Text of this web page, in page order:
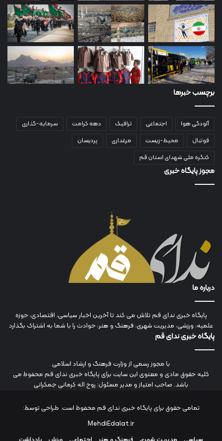
برچسب خبرها
آلودگی هوا اجتماعی ترافیک دهه کرامت
سرمایه-گذاری
فوتبال
محیط-زیست مرغداری
پردیسان
کنگره ملی شهدای استان قم
مجوز پایگاه خبری
درباره ما
پایگاه خبری ندای قم تلاش می کند تا آخرین اخبار سیاسی، اقتصادی، حوزه
علمیه، ورزشی، مدیریت شهری، فرهنگ و هنر، حوادث را با شما به اشتراک بگذارد
پایگاه خبری ندای قم
با مجوز رسمی از وزارت فرهنگ و ارشاد اسلامی
کلیه حقوق مادی و معنوی این سایت برای پایگاه خبری ندای قم محفوظ می
باشد. صاحب امتیاز و مدیر مسئول: روح اله کرمانی جمکرانی
تمامی حقوق برای پایگاه خبری ندای قم محفوظ است. طراحی توسط:
MehdiEdalat.ir